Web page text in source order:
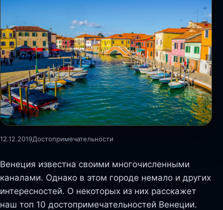
12.12.2019Достопримечательности
Венеция известна своими многочисленными
каналами. Однако в этом городе немало и других
интересностей. О некоторых из них расскажет
наш топ 10 достопримечательностей Венеции.